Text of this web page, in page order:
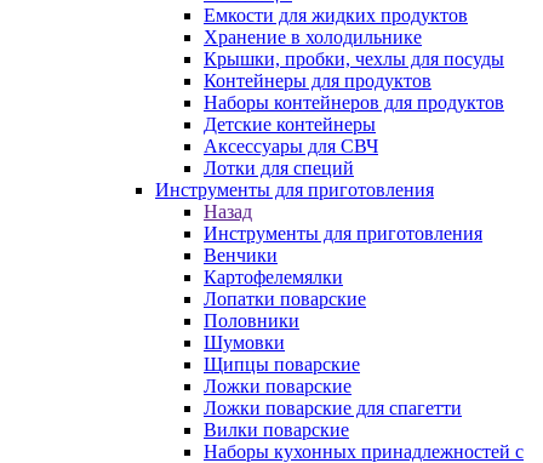
Емкости для жидких продуктов
Хранение в холодильнике
Крышки, пробки, чехлы для посуды
Контейнеры для продуктов
Наборы контейнеров для продуктов
Детские контейнеры
Аксессуары для СВЧ
Лотки для специй
Инструменты для приготовления
Назад
Инструменты для приготовления
Венчики
Картофелемялки
Лопатки поварские
Половники
Шумовки
Щипцы поварские
Ложки поварские
Ложки поварские для спагетти
Вилки поварские
Наборы кухонных принадлежностей с